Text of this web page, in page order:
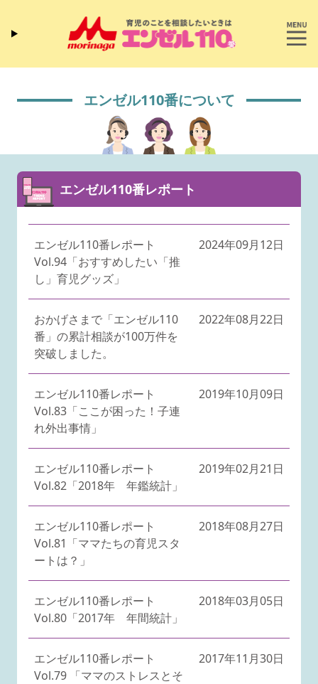
エンゼル110番について
エンゼル110番レポート
エンゼル110番レポート
Vol.94「おすすめしたい「推
し」育児グッズ」
2024年09月12日
おかげさまで「エンゼル110
番」の累計相談が100万件を
突破しました。
2022年08月22日
エンゼル110番レポート
Vol.83「ここが困った！子連
れ外出事情」
2019年10月09日
エンゼル110番レポート
Vol.82「2018年 年鑑統計」
2019年02月21日
エンゼル110番レポート
Vol.81「ママたちの育児スタ
ートは？」
2018年08月27日
エンゼル110番レポート
Vol.80「2017年 年間統計」
2018年03月05日
エンゼル110番レポート
Vol.79 「ママのストレスとそ
2017年11月30日